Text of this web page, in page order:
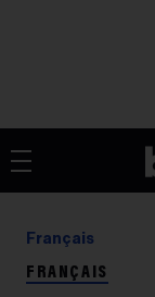
Français
FRANÇAIS